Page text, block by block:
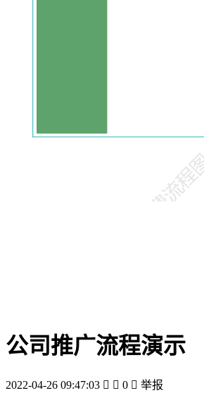
公司推广流程演示
2022-04-26 09:47:03   0  举报